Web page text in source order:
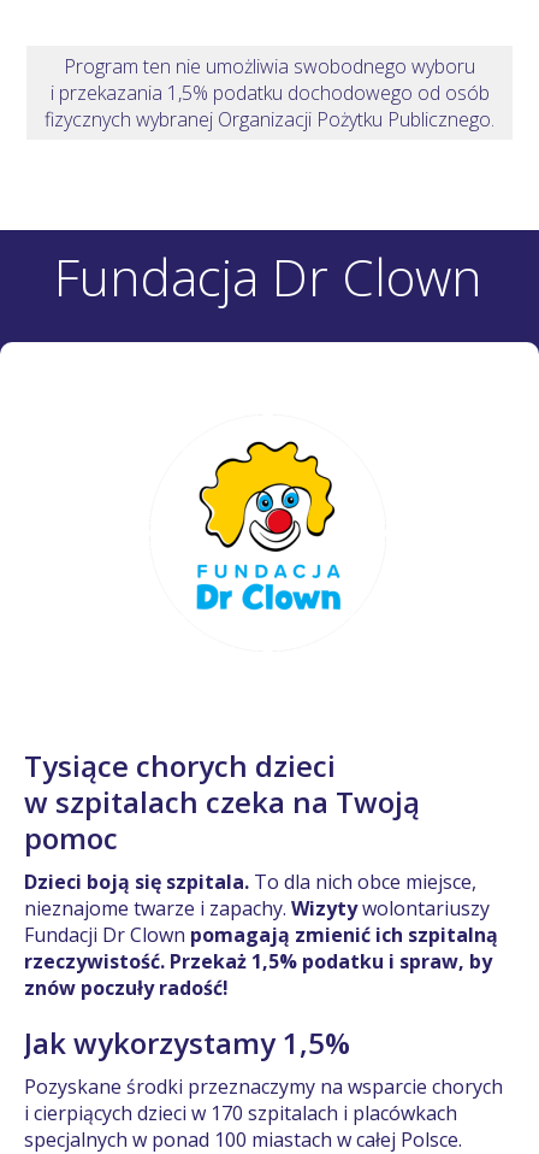
Program ten nie umożliwia swobodnego wyboru
i przekazania 1,5% podatku dochodowego od osób
fizycznych wybranej Organizacji Pożytku Publicznego.
Fundacja Dr Clown
Tysiące chorych dzieci
w szpitalach czeka na Twoją
pomoc
Dzieci boją się szpitala. To dla nich obce miejsce,
nieznajome twarze i zapachy. Wizytywolontariuszy
Fundacji Dr Clown pomagają zmienić ich szpitalną
rzeczywistość. Przekaż 1,5% podatku i spraw, by
znów poczuły radość!
Jak wykorzystamy 1,5%
Pozyskane środki przeznaczymy na wsparcie chorych
i cierpiących dzieci w 170 szpitalach i placówkach
specjalnych w ponad 100 miastach w całej Polsce.